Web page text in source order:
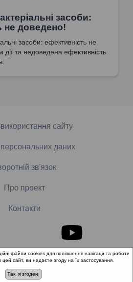
засоби:
не доведено!
засоби: ефективність не
та недоведена ефективність
сайту
даних
зв'язок
Про проект
Контакти
медицини». Всі права
захищені.
файли cookies для поліпшення навігації та роботи
цей сайт, ви надаєте згоду на їх застосування.
Так, я згоден.